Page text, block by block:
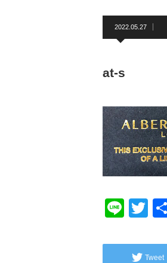
2022.05.27
at-s
Line
Tweet